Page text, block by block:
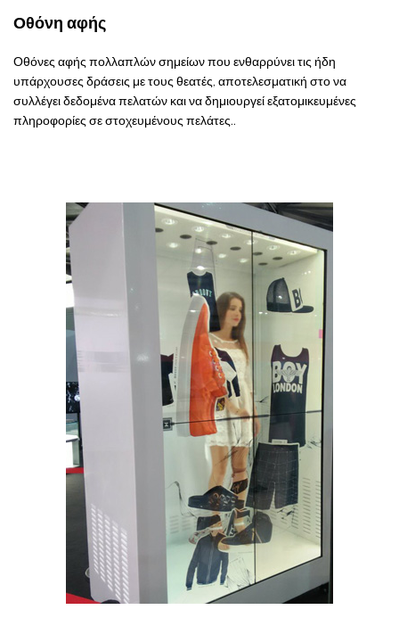
Οθόνη αφής
Οθόνες αφής πολλαπλών σημείων που ενθαρρύνει τις ήδη
υπάρχουσες δράσεις με τους θεατές, αποτελεσματική στο να
συλλέγει δεδομένα πελατών και να δημιουργεί εξατομικευμένες
πληροφορίες σε στοχευμένους πελάτες..